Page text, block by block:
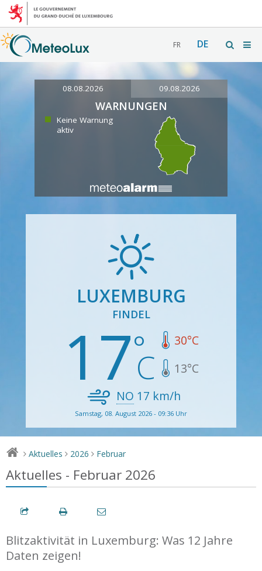
FR DE
08.08.2026 09.08.2026
WARNUNGEN
Keine Warnung
aktiv
LUXEMBURG
FINDEL
17 30°C
13°C
NO 17 km/h
Samstag, 08. August 2026 - 09:36 Uhr
> Aktuelles > 2026 > Februar
Aktuelles - Februar 2026
Blitzaktivität in Luxemburg: Was 12 Jahre
Daten zeigen!